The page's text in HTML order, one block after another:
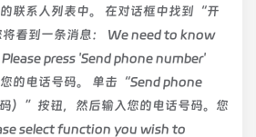
联系人列表中。 在对话框中找到“开
看到一条消息： We need to know
press 'Send phone number'
的电话号码。 单击“Send phone
）”按钮，然后输入您的电话号码。您
select function you wish to